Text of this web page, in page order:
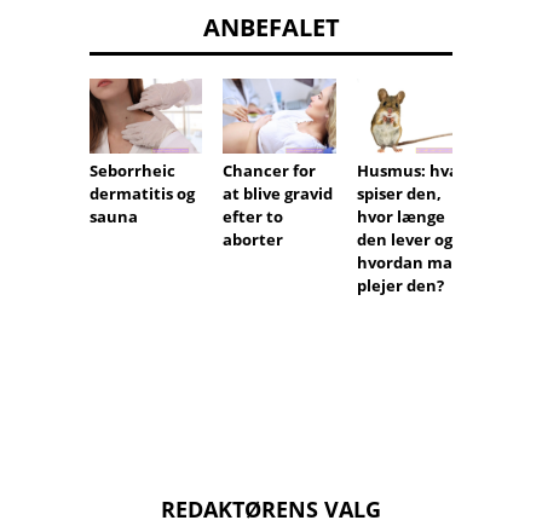
ANBEFALET
Seborrheic
dermatitis og
sauna
Chancer for
at blive gravid
efter to
aborter
Husmus: hvad
spiser den,
hvor længe
den lever og
hvordan man
plejer den?
REDAKTØRENS VALG